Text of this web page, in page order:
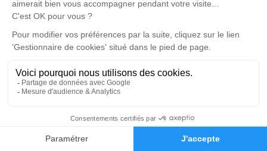
Faire-part Hommages
Cérémonie religieuse
Église Sainte Richarde de Marlenheim
6 rue de la Mairie
Je rends hommage